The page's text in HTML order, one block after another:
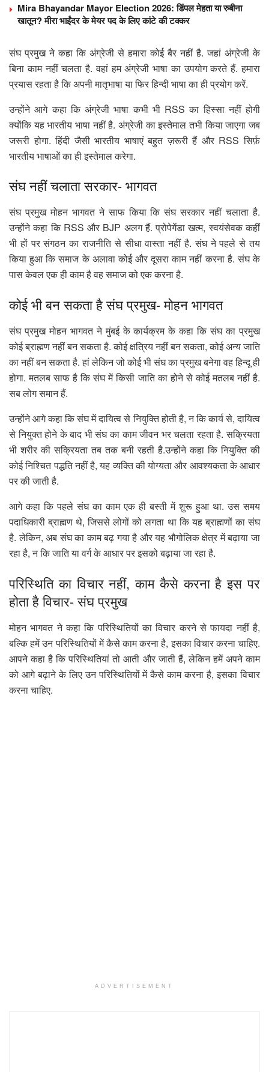
Mira Bhayandar Mayor Election 2026: डिंपल मेहता या रुबीना
खातून? मीरा भाईंदर के मेयर पद के लिए कांटे की टक्कर
संघ प्रमुख ने कहा कि अंग्रेजी से हमारा कोई बैर नहीं है. जहां अंग्रेजी के
बिना काम नहीं चलता है. वहां हम अंग्रेजी भाषा का उपयोग करते हैं. हमारा
प्रयास रहता है कि अपनी मातृभाषा या फिर हिन्दी भाषा का ही प्रयोग करें.
उन्होंने आगे कहा कि अंग्रेजी भाषा कभी भी RSS का हिस्सा नहीं होगी
क्योंकि यह भारतीय भाषा नहीं है. अंग्रेजी का इस्तेमाल तभी किया जाएगा जब
जरूरी होगा. हिंदी जैसी भारतीय भाषाएं बहुत ज़रूरी हैं और RSS सिर्फ़
भारतीय भाषाओं का ही इस्तेमाल करेगा.
संघ नहीं चलाता सरकार- भागवत
संघ प्रमुख मोहन भागवत ने साफ किया कि संघ सरकार नहीं चलाता है.
उन्होंने कहा कि RSS और BJP अलग हैं. प्रोपेगेंडा खत्म, स्वयंसेवक कहीं
भी हों पर संगठन का राजनीति से सीधा वास्ता नहीं है. संघ ने पहले से तय
किया हुआ कि समाज के अलावा कोई और दूसरा काम नहीं करना है. संघ के
पास केवल एक ही काम है वह समाज को एक करना है.
कोई भी बन सकता है संघ प्रमुख- मोहन भागवत
संघ प्रमुख मोहन भागवत ने मुंबई के कार्यक्रम के कहा कि संघ का प्रमुख
कोई ब्राह्मण नहीं बन सकता है. कोई क्षत्रिय नहीं बन सकता, कोई अन्य जाति
का नहीं बन सकता है. हां लेकिन जो कोई भी संघ का प्रमुख बनेगा वह हिन्दू ही
होगा. मतलब साफ है कि संघ में किसी जाति का होने से कोई मतलब नहीं है.
सब लोग समान हैं.
उन्होंने आगे कहा कि संघ में दायित्व से नियुक्ति होती है, न कि कार्य से, दायित्व
से नियुक्त होने के बाद भी संघ का काम जीवन भर चलता रहता है. सक्रियता
भी शरीर की सक्रियता तब तक बनी रहती है.उन्होंने कहा कि नियुक्ति की
कोई निश्चित पद्धति नहीं है, यह व्यक्ति की योग्यता और आवश्यकता के आधार
पर की जाती है.
आगे कहा कि पहले संघ का काम एक ही बस्ती में शुरू हुआ था. उस समय
पदाधिकारी ब्राह्मण थे, जिससे लोगों को लगता था कि यह ब्राह्मणों का संघ
है. लेकिन, अब संघ का काम बढ़ गया है और यह भौगोलिक क्षेत्र में बढ़ाया जा
रहा है, न कि जाति या वर्ग के आधार पर इसको बढ़ाया जा रहा है.
परिस्थिति का विचार नहीं, काम कैसे करना है इस पर
होता है विचार- संघ प्रमुख
मोहन भागवत ने कहा कि परिस्थितियों का विचार करने से फायदा नहीं है,
बल्कि हमें उन परिस्थितियों में कैसे काम करना है, इसका विचार करना चाहिए.
आपने कहा है कि परिस्थितियां तो आती और जाती हैं, लेकिन हमें अपने काम
को आगे बढ़ाने के लिए उन परिस्थितियों में कैसे काम करना है, इसका विचार
करना चाहिए.
ADVERTISEMENT